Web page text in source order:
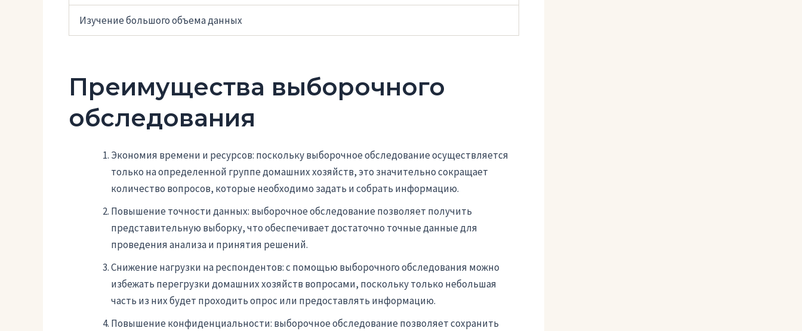
Изучение большого объема данных
Преимущества выборочного
обследования
Экономия времени и ресурсов: поскольку выборочное обследование осуществляется
только на определенной группе домашних хозяйств, это значительно сокращает
количество вопросов, которые необходимо задать и собрать информацию.
Повышение точности данных: выборочное обследование позволяет получить
представительную выборку, что обеспечивает достаточно точные данные для
проведения анализа и принятия решений.
Снижение нагрузки на респондентов: с помощью выборочного обследования можно
избежать перегрузки домашних хозяйств вопросами, поскольку только небольшая
часть из них будет проходить опрос или предоставлять информацию.
Повышение конфиденциальности: выборочное обследование позволяет сохранить